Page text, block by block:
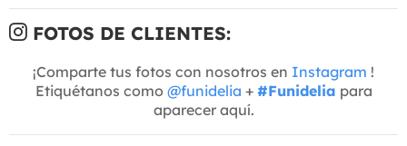
FOTOS DE CLIENTES:
¡Comparte tus fotos con nosotros en Instagram !
Etiquétanos como @funidelia + #Funidelia para
aparecer aquí.